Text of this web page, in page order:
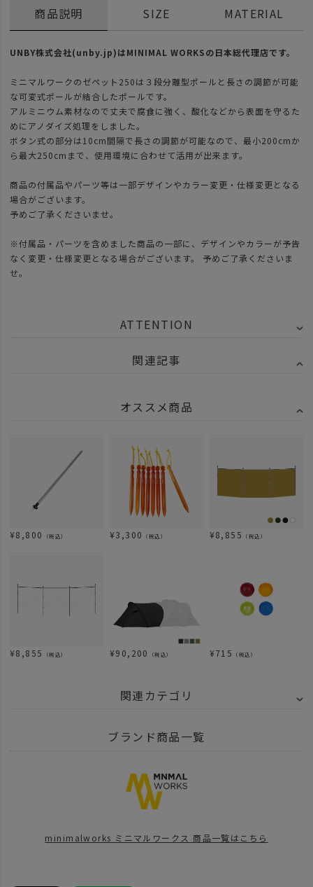
商品説明
UNBY株式会社(unby.jp)はMINIMAL WORKSの日本総代理店です。
ミニマルワークのゼペット250は３段分離型ポールと長さの調節が可能
な可変式ポールが結合したポールです。
アルミニウム素材なので丈夫で腐食に強く、酸化などから表面を守るた
めにアノダイズ処理をしました。
ボタン式の部分は10cm間隔で長さの調節が可能なので、最小200cmか
ら最大250cmまで、使用環境に合わせて活用が出来ます。
商品の付属品やパーツ等は一部デザインやカラー変更・仕様変更となる
場合がございます。
予めご了承くださいませ。
※付属品・パーツを含めました商品の一部に、デザインやカラーが予告
なく変更・仕様変更となる場合がございます。 予めご了承くださいま
せ。
SIZE MATERIAL
ATTENTION
関連記事
オススメ商品
¥8,800 （税込） ¥3,300 （税込） ¥8,855 （税込）
¥8,855 （税込） ¥90,200 （税込） ¥715 （税込）
関連カテゴリ
MINIMAL WORKS - ミニマルワークス
MINIMAL WORKS - ミニマルワークス
ミニマルワークス初のオーナーイベントレポート！
ブランド商品一覧
minimalworks ミニマルワークス 商品一覧はこちら